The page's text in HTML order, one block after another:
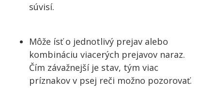
súvisí.
Môže ísť o jednotlivý prejav alebo
kombináciu viacerých prejavov naraz.
Čím závažnejší je stav, tým viac
príznakov v psej reči možno pozorovať.